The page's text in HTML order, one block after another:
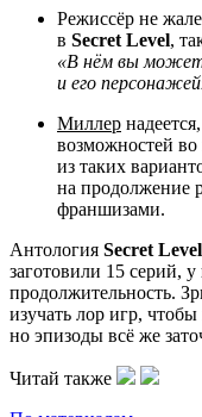
Режиссёр не
в Secret Level,
«В нём вы
и его
Миллер
возможностей
из таких
на продолжение
франшизами.
Антология Secret Level
заготовили 15 серий,
продолжительность.
изучать лор игр,
но эпизоды всё же
Читай также